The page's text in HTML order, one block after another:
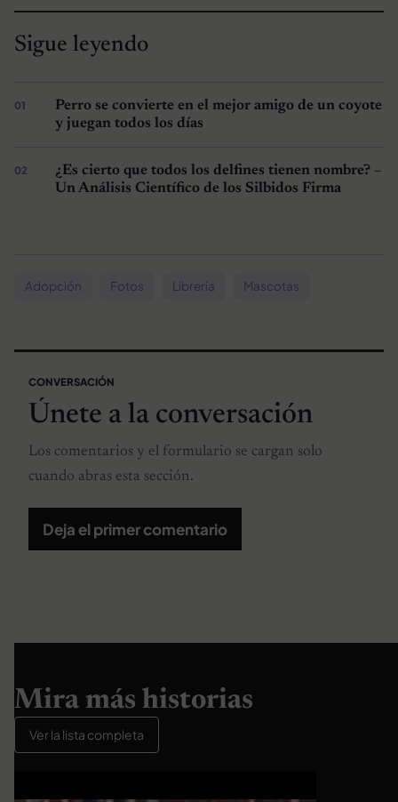
Sigue leyendo
Perro se convierte en el mejor amigo de un coyote
y juegan todos los días
¿Es cierto que todos los delfines tienen nombre? –
Un Análisis Científico de los Silbidos Firma
Adopción Fotos Librería Mascotas
CONVERSACIÓN
Únete a la conversación
Los comentarios y el formulario se cargan solo
cuando abras esta sección.
Deja el primer comentario
Mira más historias
Ver la lista completa